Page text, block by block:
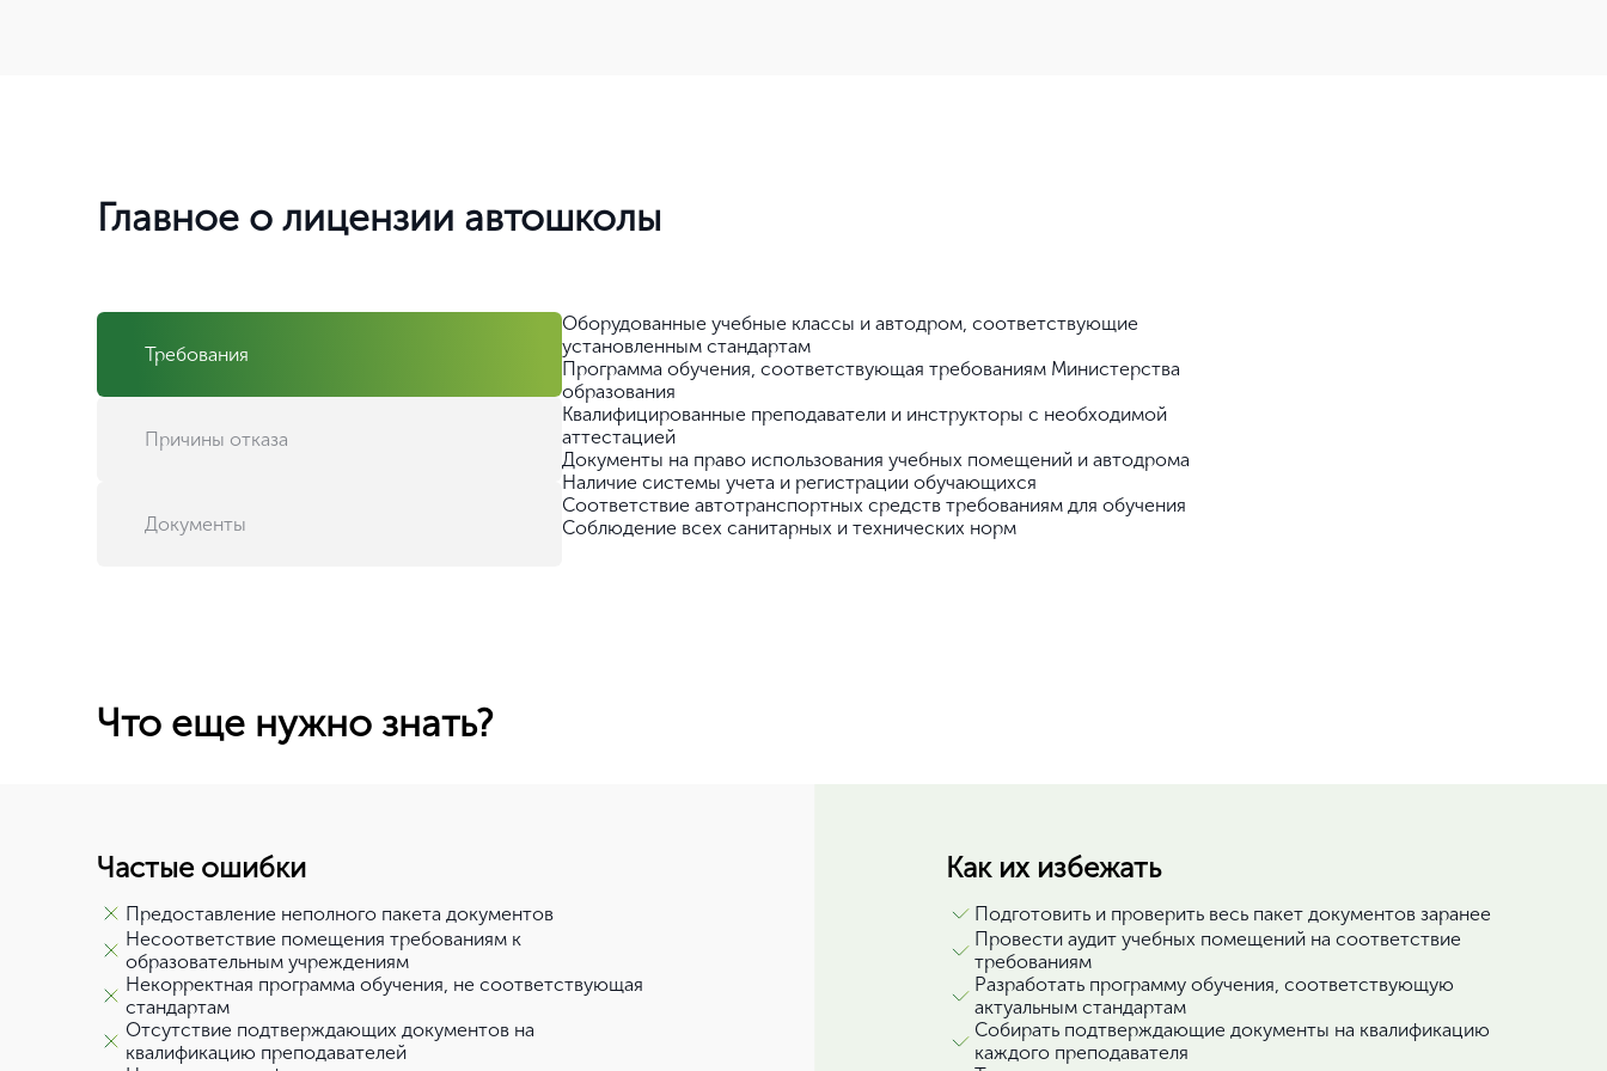
Главное о лицензии автошколы
Требования
Причины отказа
Документы
Оборудованные учебные классы и автодром, соответствующие
установленным стандартам
Программа обучения, соответствующая требованиям Министерства
образования
Квалифицированные преподаватели и инструкторы с необходимой
аттестацией
Документы на право использования учебных помещений и автодрома
Наличие системы учета и регистрации обучающихся
Соответствие автотранспортных средств требованиям для обучения
Соблюдение всех санитарных и технических норм
Что еще нужно знать?
Частые ошибки
Предоставление неполного пакета документов
Несоответствие помещения требованиям к
образовательным учреждениям
Некорректная программа обучения, не соответствующая
стандартам
Отсутствие подтверждающих документов на
квалификацию преподавателей
Как их избежать
Подготовить и проверить весь пакет документов заранее
Провести аудит учебных помещений на соответствие
требованиям
Разработать программу обучения, соответствующую
актуальным стандартам
Собирать подтверждающие документы на квалификацию
каждого преподавателя